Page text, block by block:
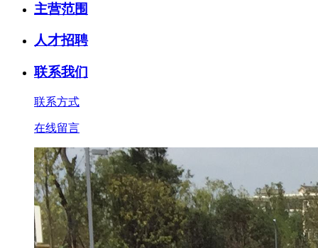
主营范围
人才招聘
联系我们
联系方式
在线留言